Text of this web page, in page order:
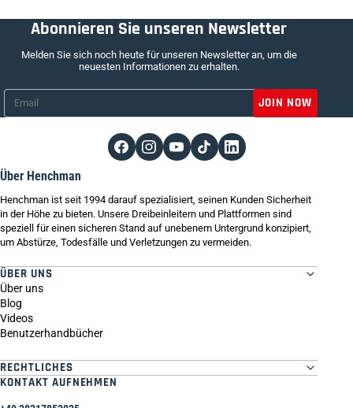
Abonnieren Sie unseren Newsletter
Melden Sie sich noch heute für unseren Newsletter an, um die
neuesten Informationen zu erhalten.
Über Henchman
Henchman ist seit 1994 darauf spezialisiert, seinen Kunden Sicherheit
in der Höhe zu bieten. Unsere Dreibeinleitern und Plattformen sind
speziell für einen sicheren Stand auf unebenem Untergrund konzipiert,
um Abstürze, Todesfälle und Verletzungen zu vermeiden.
ÜBER UNS
Über uns
Blog
Videos
Benutzerhandbücher
RECHTLICHES
KONTAKT AUFNEHMEN